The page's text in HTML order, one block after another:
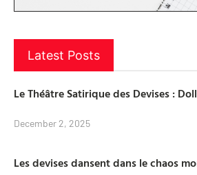
Latest Posts
Le Théâtre Satirique des Devises :
December 2, 2025
Les devises dansent dans le chaos